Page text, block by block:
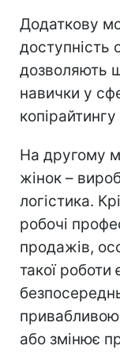
Додаткову
доступність
дозволяють
навички у
На другому
жінок –
логістика.
робочі
продажів,
такої
привабливою
або змінює